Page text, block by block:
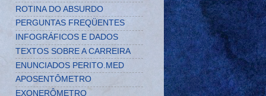
ROTINA DO ABSURDO
PERGUNTAS FREQÜENTES
INFOGRÁFICOS E DADOS
TEXTOS SOBRE A CARREIRA
ENUNCIADOS PERITO.MED
APOSENTÔMETRO
EXONERÔMETRO